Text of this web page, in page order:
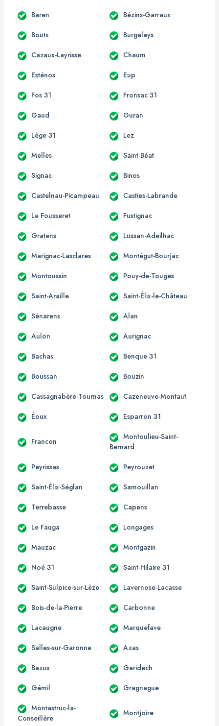
Baren Bézins-Garraux
Boutx Burgalays
Cazaux-Layrisse Chaum
Esténos Eup
Fos 31 Fronsac 31
Gaud Guran
Lège 31 Lez
Melles Saint-Béat
Signac Binos
Castelnau-Picampeau Casties-Labrande
Le Fousseret Fustignac
Gratens Lussan-Adeilhac
Marignac-Lasclares Montégut-Bourjac
Montoussin Pouy-de-Touges
Saint-Araille Saint-Élix-le-Château
Sénarens Alan
Aulon Aurignac
Bachas Benque 31
Boussan Bouzin
Cassagnabère-Tournas Cazeneuve-Montaut
Éoux Esparron 31
Francon
Montoulieu-Saint-
Bernard
Peyrissas Peyrouzet
Saint-Élix-Séglan Samouillan
Terrebasse Capens
Le Fauga Longages
Mauzac Montgazin
Noé 31 Saint-Hilaire 31
Saint-Sulpice-sur-Lèze Lavernose-Lacasse
Bois-de-la-Pierre Carbonne
Lacaugne Marquefave
Salles-sur-Garonne Azas
Bazus Garidech
Gémil Gragnague
Montastruc-la-
Conseillère
Montjoire